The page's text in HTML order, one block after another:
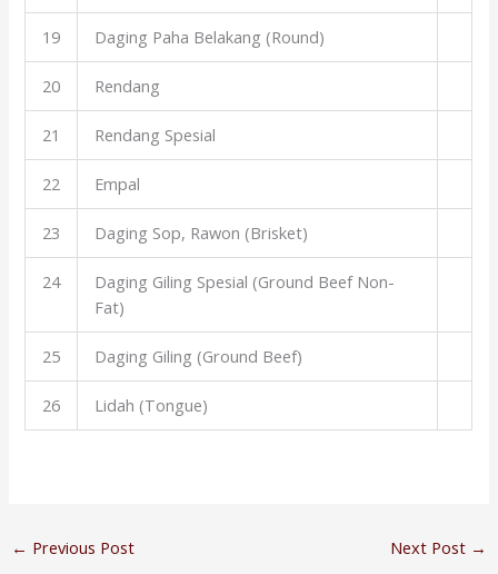
19 Daging Paha Belakang (Round)
20 Rendang
21 Rendang Spesial
22 Empal
23 Daging Sop, Rawon (Brisket)
24
Daging Giling Spesial (Ground Beef Non-
Fat)
25 Daging Giling (Ground Beef)
26 Lidah (Tongue)
← Previous Post Next Post →